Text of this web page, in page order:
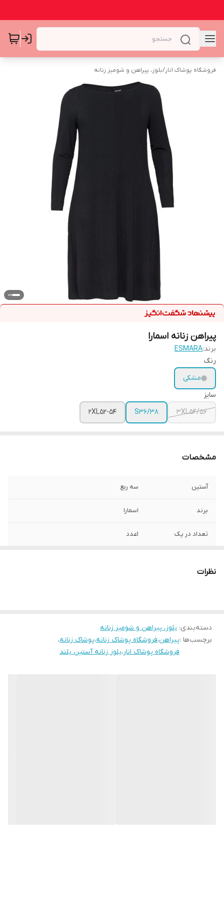
فروشگاه پوشاک انار/بلوز، پیراهن و شومیز زنانه
پیراهن زنانه اسمارا
برند:ESMARA
رنگ
مشکی
سایز
3XL54/56
S36/38
2XL52-54
مشخصات
آستین سه ربع
برند اسمارا
تعداد در پک 1عدد
قد 108
نظرات
دسته‌بندی: بلوز، پیراهن و شومیز زنانه
برچسب‌ها :پیراهن،فروشگاه پوشاک زنانه،پوشاک زنانه،
فروشگاه پوشاک انار،بلوز زنانه آستین بلند